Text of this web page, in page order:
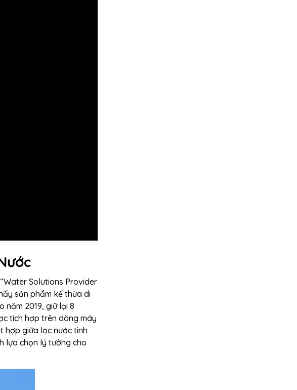
Solutions Provider
sản phẩm kế thừa di
năm 2019, giữ lại 8
tích hợp trên dòng máy
hợp giữa lọc nước tinh
lựa chọn lý tưởng cho